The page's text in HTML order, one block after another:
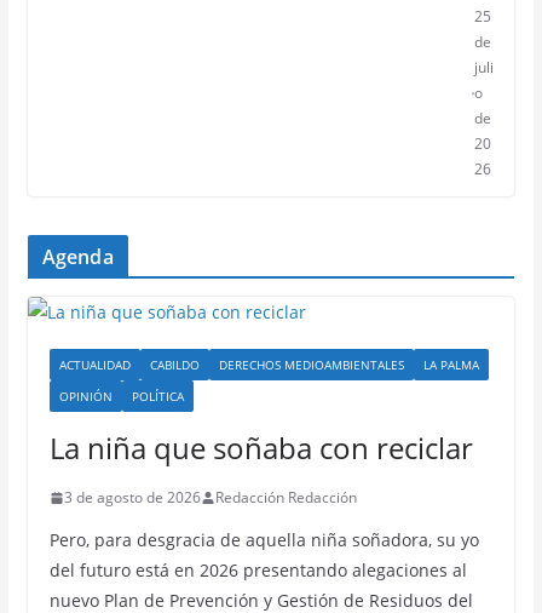
25
de
juli
o
de
20
26
Agenda
ACTUALIDAD CABILDO DERECHOS MEDIOAMBIENTALES
LA PALMA
OPINIÓN
POLÍTICA
La niña que soñaba con reciclar
3 de agosto de 2026 Redacción Redacción
Pero, para desgracia de aquella niña soñadora, su yo
del futuro está en 2026 presentando alegaciones al
nuevo Plan de Prevención y Gestión de Residuos del